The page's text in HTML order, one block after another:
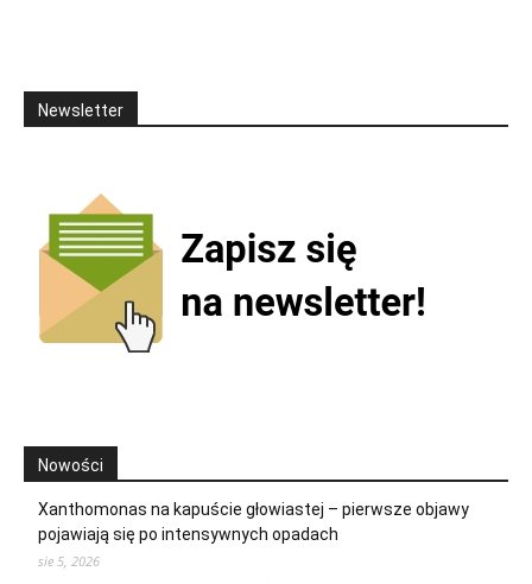
Newsletter
Nowości
Xanthomonas na kapuście głowiastej – pierwsze objawy
pojawiają się po intensywnych opadach
sie 5, 2026